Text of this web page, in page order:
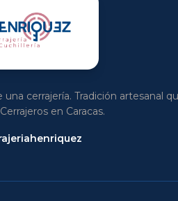
una cerrajería. Tradición artesanal
en Caracas.